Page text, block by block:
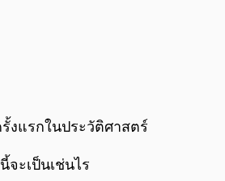
/0:00
งแรกในประวัติศาสตร์
จะเป็นเช่นไร